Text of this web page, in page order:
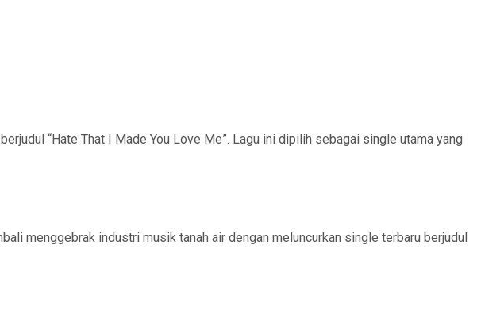
“Hate That I Made You Love Me”. Lagu ini dipilih sebagai single utama yang
menggebrak industri musik tanah air dengan meluncurkan single terbaru berjudul